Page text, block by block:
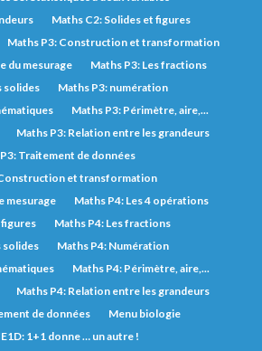
Maths C2: Solides et figures
Maths P3: Construction et transformation
du mesurage
Maths P3: Les fractions
solides
Maths P3: numération
Maths P3: Périmètre, aire,...
Maths P3: Relation entre les grandeurs
Traitement de données
et transformation
mesurage
Maths P4: Les 4 opérations
figures
Maths P4: Les fractions
solides
Maths P4: Numération
Maths P4: Périmètre, aire,...
Maths P4: Relation entre les grandeurs
de données
Menu biologie
1+1 donne … un autre !